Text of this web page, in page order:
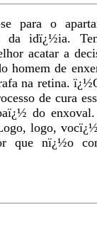
para o
da idï¿½ia.
acatar a
homem de
na retina.
de cura
do
logo,
que nï¿½o